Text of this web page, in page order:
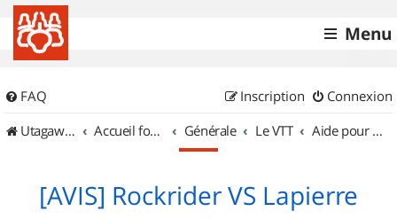
Menu
FAQ Connexion
Inscription
UtagawaVTT (Randos VTT et VTTAE avec traces GPS)
Accueil forum Générale Le VTT Aide pour l'achat d'un VTT
[AVIS] Rockrider VS Lapierre